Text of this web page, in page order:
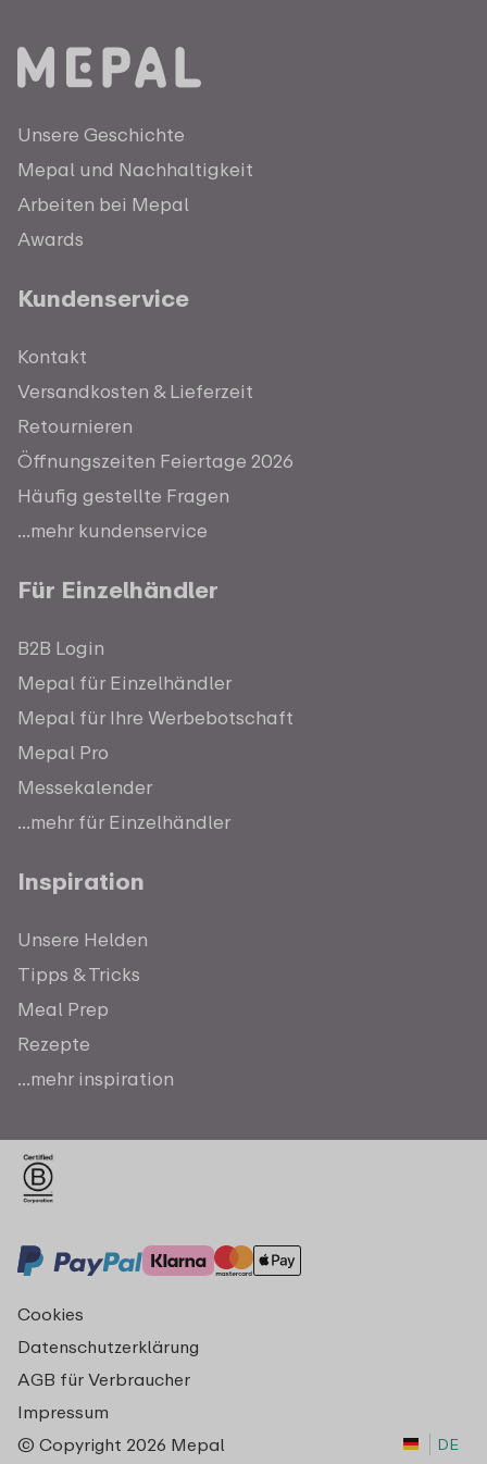
Unsere Geschichte
Mepal und Nachhaltigkeit
Arbeiten bei Mepal
Awards
Kundenservice
Kontakt
Versandkosten & Lieferzeit
Retournieren
Öffnungszeiten Feiertage 2026
Häufig gestellte Fragen
...mehr kundenservice
Für Einzelhändler
B2B Login
Mepal für Einzelhändler
Mepal für Ihre Werbebotschaft
Mepal Pro
Messekalender
...mehr für Einzelhändler
Inspiration
Unsere Helden
Tipps & Tricks
Meal Prep
Rezepte
...mehr inspiration
Cookies
Datenschutzerklärung
AGB für Verbraucher
Impressum
© Copyright 2026 Mepal
DE